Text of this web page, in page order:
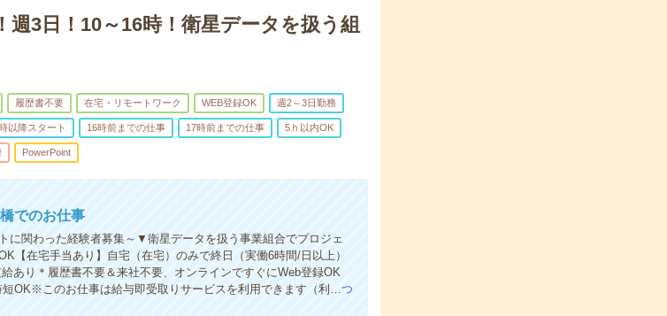
週3日！10～16時！衛星データを扱う組
履歴書不要 在宅・リモートワーク WEB登録OK 週2～3日勤務
以降スタート 16時前までの仕事 17時前までの仕事 5ｈ以内OK
PowerPoint
でのお仕事
に関わった経験者募集～▼衛星データを扱う事業組合でプロジェ
【在宅手当あり】自宅（在宅）のみで終日（実働6時間/日以上）
あり＊履歴書不要＆来社不要、オンラインですぐにWeb登録OK
OK※このお仕事は給与即受取りサービスを利用できます（利…つ